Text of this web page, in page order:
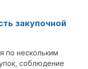
закупочной
по нескольким
соблюдение